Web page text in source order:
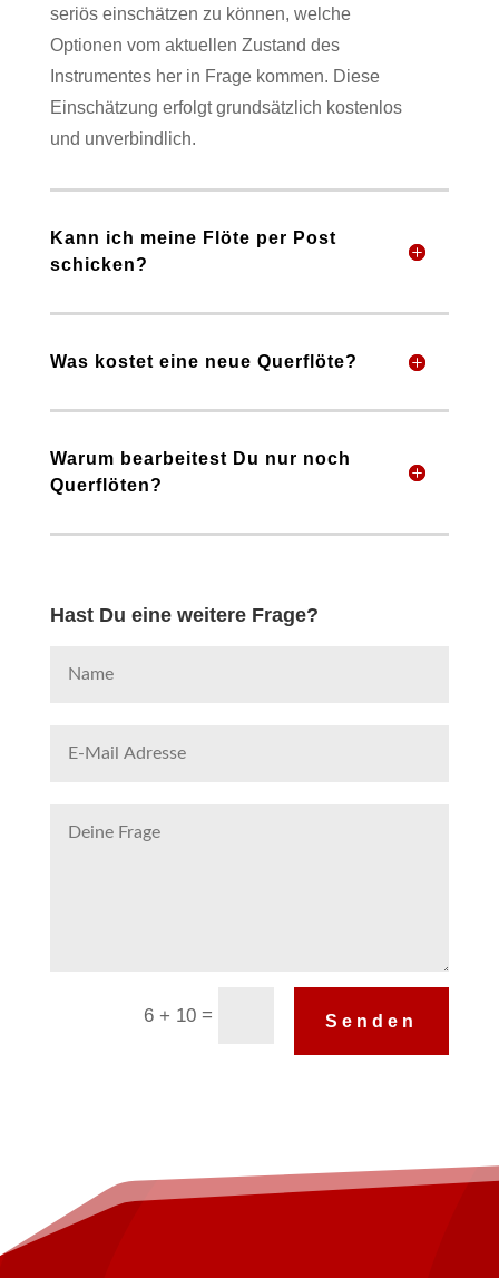
seriös einschätzen zu können, welche
Optionen vom aktuellen Zustand des
Instrumentes her in Frage kommen. Diese
Einschätzung erfolgt grundsätzlich kostenlos
und unverbindlich.
Kann ich meine Flöte per Post
schicken?
Was kostet eine neue Querflöte?
Warum bearbeitest Du nur noch
Querflöten?
Hast Du eine weitere Frage?
6 + 10 = Senden